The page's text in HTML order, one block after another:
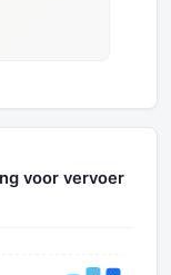
voor vervoer